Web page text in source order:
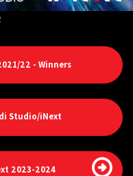
22 - Winners
Studio/iNext
2023-2024